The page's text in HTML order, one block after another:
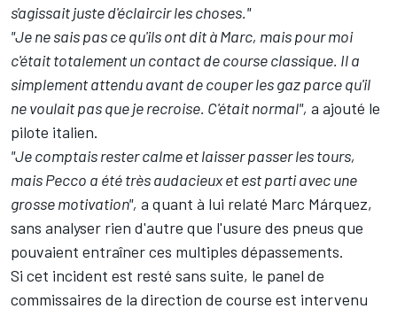
s'agissait juste d'éclaircir les choses."
"Je ne sais pas ce qu'ils ont dit à Marc, mais pour moi
c'était totalement un contact de course classique. Il a
simplement attendu avant de couper les gaz parce qu'il
ne voulait pas que je recroise. C'était normal", a ajouté le
pilote italien.
"Je comptais rester calme et laisser passer les tours,
mais Pecco a été très audacieux et est parti avec une
grosse motivation", a quant à lui relaté Marc Márquez,
sans analyser rien d'autre que l'usure des pneus que
pouvaient entraîner ces multiples dépassements.
Si cet incident est resté sans suite, le panel de
commissaires de la direction de course est intervenu